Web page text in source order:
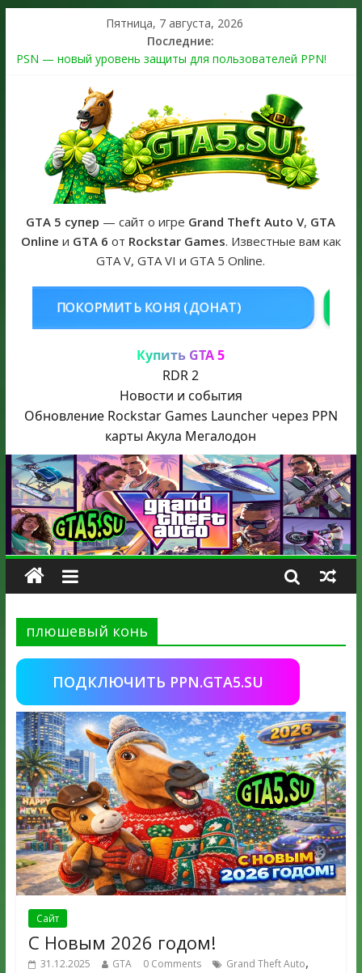
Пятница, 7 августа, 2026
Последние:
PSN — новый уровень защиты для пользователей PPN!
The Kortz Center Heist выйдет в GTA Online уже 14 июля
Регистрация в Rockstar Games Social Club ошибка #1.500.7:
как зарегистрировать аккаунт и войти без проблем в 2026
Получайте особые награды в GTA Online по программе
Fine Art Collector
GTA 6 официальная обложка игры и Предзаказ Grand Theft
Auto VI
GTA 5 супер — сайт о игре Grand Theft Auto V, GTA
Online и GTA 6 от Rockstar Games. Известные вам как
GTA V, GTA VI и GTA 5 Online.
(ДОНАТ) КУПИТЬ GTA 5
Купить GTA 5
RDR 2
Новости и события
Обновление Rockstar Games Launcher через PPN
карты Акула Мегалодон
плюшевый конь
ПОДКЛЮЧИТЬ PPN.GTA5.SU
Сайт
С Новым 2026 годом!
31.12.2025 GTA 0 Comments Grand Theft Auto,